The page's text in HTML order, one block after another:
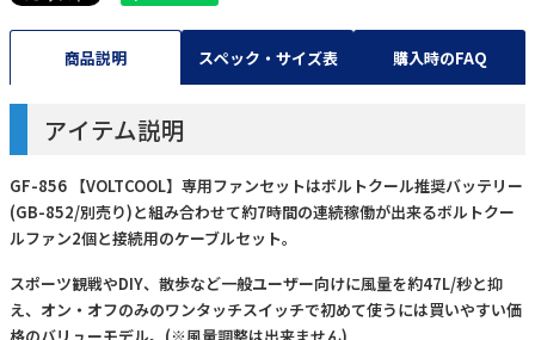
商品説明 スペック・サイズ表 購入時のFAQ
アイテム説明
GF-856 【VOLTCOOL】専用ファンセットはボルトクール推奨バッテリー
(GB-852/別売り)と組み合わせて約7時間の連続稼働が出来るボルトクー
ルファン2個と接続用のケーブルセット。
スポーツ観戦やDIY、散歩など一般ユーザー向けに風量を約47L/秒と抑
え、オン・オフのみのワンタッチスイッチで初めて使うには買いやすい価